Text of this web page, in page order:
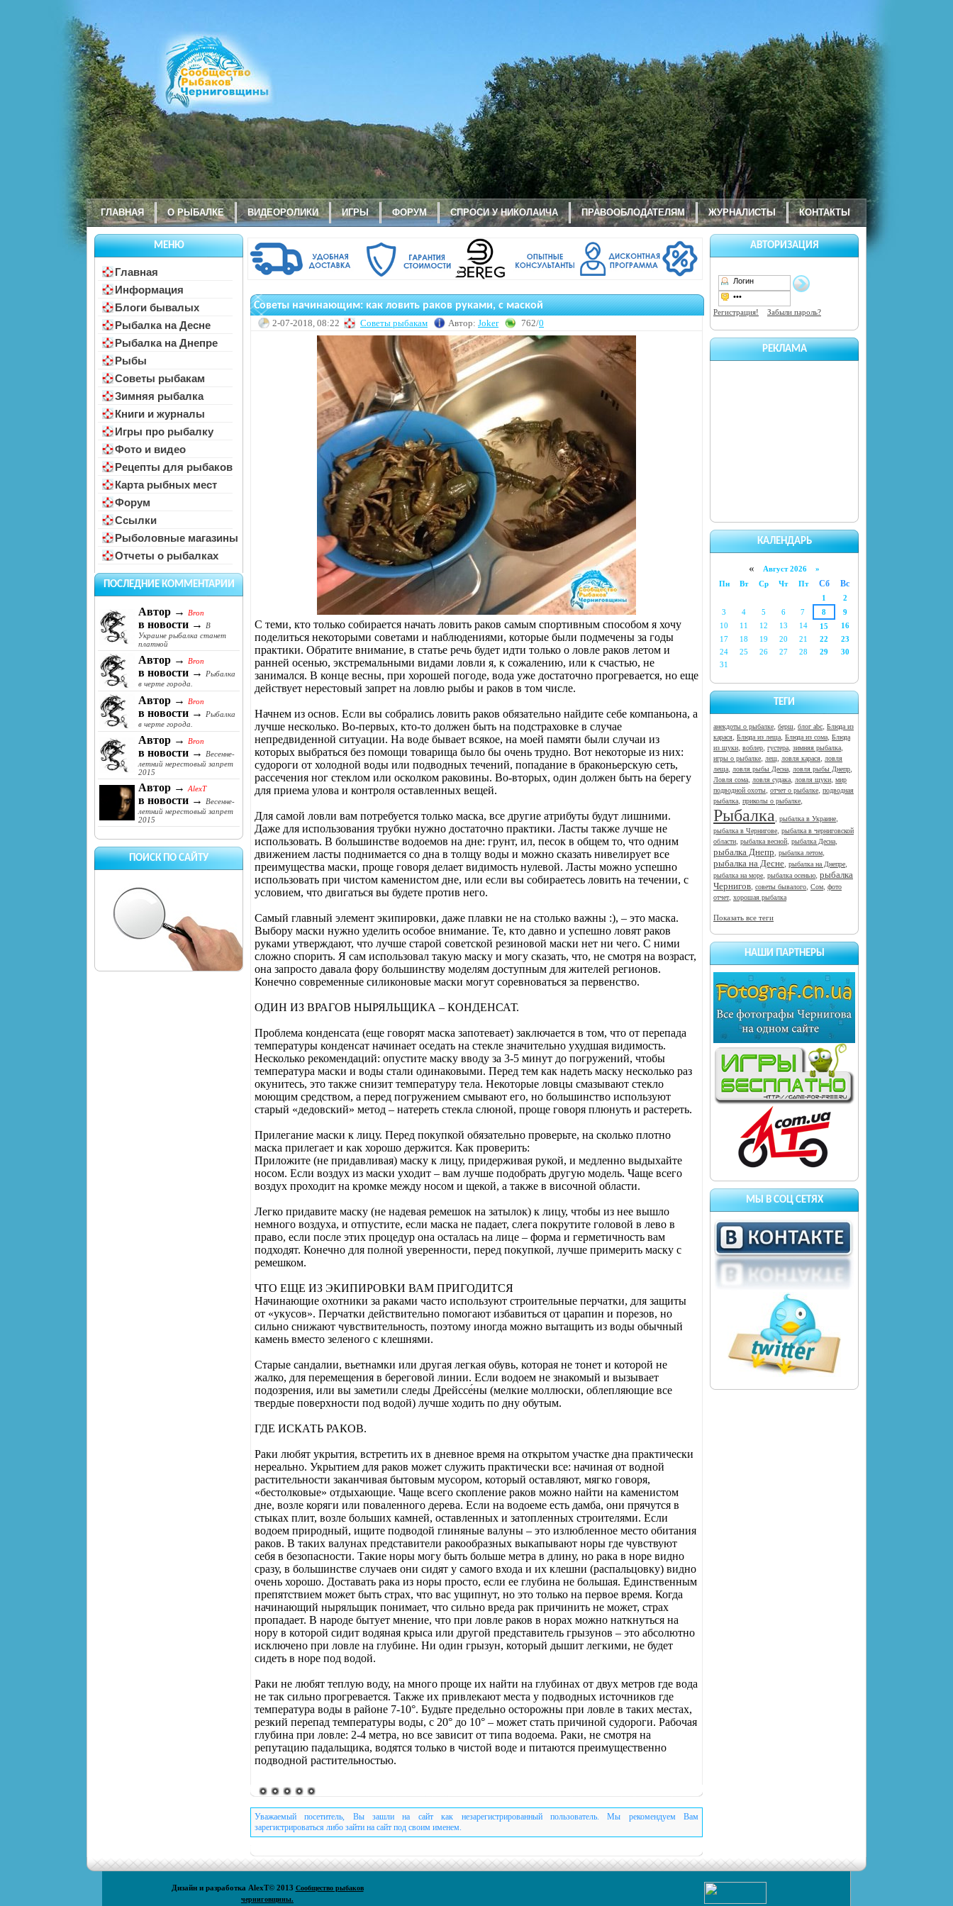
ГЛАВНАЯ О РЫБАЛКЕ ВИДЕОРОЛИКИ ИГРЫ ФОРУМ СПРОСИ У НИКОЛАИЧА ПРАВООБЛОДАТЕЛЯМ ЖУРНАЛИСТЫ КОНТАКТЫ
МЕНЮ
Главная
Информация
Блоги бывалых
Рыбалка на Десне
Рыбалка на Днепре
Рыбы
Советы рыбакам
Зимняя рыбалка
Книги и журналы
Игры про рыбалку
Фото и видео
Рецепты для рыбаков
Карта рыбных мест
Форум
Ссылки
Рыболовные магазины
Отчеты о рыбалках
ПОСЛЕДНИЕ КОММЕНТАРИИ
Автор → Bron
в новости →
В
Украине рыбалка станет
платной
Автор → Bron
в новости →
Рыбалка
в черте города.
Автор → Bron
в новости →
Рыбалка
в черте города.
Автор → Bron
в новости →
Весенне-
летний нерестовый запрет
2015
Автор → AlexT
в новости →
Весенне-
летний нерестовый запрет
2015
ПОИСК ПО САЙТУ
АВТОРИЗАЦИЯ
Регистрация! Забыли пароль?
РЕКЛАМА
КАЛЕНДАРЬ
« Август 2026 »
Пн
Вт Ср Чт Пт Сб Вс
1
2
3
4 5 6 7 8
9
10
11 12 13 14 15
16
17
18 19 20 21 22
23
24
25 26 27 28 29
30
31
ТЕГИ
анекдоты о рыбалке, берш, блог abc, Блюда из
карася, Блюда из леща, Блюда из сома, Блюда
из щуки, воблер, густера, зимняя рыбалка,
игры о рыбалке, лещ, ловля карася, ловля
леща, ловля рыбы Десна, ловля рыбы Днепр,
Ловля сома, ловля судака, ловля щуки, мир
подводной охоты, отчет о рыбалке, подводная
рыбалка, приколы о рыбалке,
Рыбалка, рыбалка в Украине,
рыбалка в Чернигове, рыбалка в черниговской
области, рыбалка весной, рыбалка Десна,
рыбалка Днепр, рыбалка летом,
рыбалка на Десне, рыбалка на Днепре,
рыбалка на море, рыбалка осенью, рыбалка
Чернигов, советы бывалого, Сом, фото
отчет, хорошая рыбалка
Показать все теги
НАШИ ПАРТНЕРЫ
МЫ В СОЦ СЕТЯХ
Советы начинающим: как ловить раков руками, с маской
2-07-2018, 08:22 Советы рыбакам Автор: Joker 762/0
С теми, кто только собирается начать ловить раков самым спортивным способом я хочу
поделиться некоторыми советами и наблюдениями, которые были подмечены за годы
практики. Обратите внимание, в статье речь будет идти только о ловле раков летом и
ранней осенью, экстремальными видами ловли я, к сожалению, или к счастью, не
занимался. В конце весны, при хорошей погоде, вода уже достаточно прогревается, но еще
действует нерестовый запрет на ловлю рыбы и раков в том числе.
Начнем из основ. Если вы собрались ловить раков обязательно найдите себе компаньона, а
лучше несколько. Во-первых, кто-то должен быть на подстраховке в случае
непредвиденной ситуации. На воде бывает всякое, на моей памяти были случаи из
которых выбраться без помощи товарища было бы очень трудно. Вот некоторые из них:
судороги от холодной воды или подводных течений, попадание в браконьерскую сеть,
рассечения ног стеклом или осколком раковины. Во-вторых, один должен быть на берегу
для приема улова и контроля оставленных вещей.
Для самой ловли вам потребуется только маска, все другие атрибуты будут лишними.
Даже для использования трубки нужно достаточно практики. Ласты также лучше не
использовать. В большинстве водоемов на дне: грунт, ил, песок в общем то, что одним
движением ласты поднимается со дна в толщу воды и можно сказать нивелирует все
преимущества маски, проще говоря делает видимость нулевой. Ласты можно успешно
использовать при чистом каменистом дне, или если вы собираетесь ловить на течении, с
условием, что двигаться вы будете против него.
Самый главный элемент экипировки, даже плавки не на столько важны :), – это маска.
Выбору маски нужно уделить особое внимание. Те, кто давно и успешно ловят раков
руками утверждают, что лучше старой советской резиновой маски нет ни чего. С ними
сложно спорить. Я сам использовал такую маску и могу сказать, что, не смотря на возраст,
она запросто давала фору большинству моделям доступным для жителей регионов.
Конечно современные силиконовые маски могут соревноваться за первенство.
ОДИН ИЗ ВРАГОВ НЫРЯЛЬЩИКА – КОНДЕНСАТ.
Проблема конденсата (еще говорят маска запотевает) заключается в том, что от перепада
температуры конденсат начинает оседать на стекле значительно ухудшая видимость.
Несколько рекомендаций: опустите маску вводу за 3-5 минут до погружений, чтобы
температура маски и воды стали одинаковыми. Перед тем как надеть маску несколько раз
окунитесь, это также снизит температуру тела. Некоторые ловцы смазывают стекло
моющим средством, а перед погружением смывают его, но большинство используют
старый «дедовский» метод – натереть стекла слюной, проще говоря плюнуть и растереть.
Прилегание маски к лицу. Перед покупкой обязательно проверьте, на сколько плотно
маска прилегает и как хорошо держится. Как проверить:
Приложите (не придавливая) маску к лицу, придерживая рукой, и медленно выдыхайте
носом. Если воздух из маски уходит – вам лучше подобрать другую модель. Чаще всего
воздух проходит на кромке между носом и щекой, а также в височной области.
Легко придавите маску (не надевая ремешок на затылок) к лицу, чтобы из нее вышло
немного воздуха, и отпустите, если маска не падает, слега покрутите головой в лево в
право, если после этих процедур она осталась на лице – форма и герметичность вам
подходят. Конечно для полной уверенности, перед покупкой, лучше примерить маску с
ремешком.
ЧТО ЕЩЕ ИЗ ЭКИПИРОВКИ ВАМ ПРИГОДИТСЯ
Начинающие охотники за раками часто используют строительные перчатки, для защиты
от «укусов». Перчатки действительно помогают избавиться от царапин и порезов, но
сильно снижают чувствительность, поэтому иногда можно вытащить из воды обычный
камень вместо зеленого с клешнями.
Старые сандалии, вьетнамки или другая легкая обувь, которая не тонет и которой не
жалко, для перемещения в береговой линии. Если водоем не знакомый и вызывает
подозрения, или вы заметили следы Дрейссе́ны (мелкие моллюски, облепляющие все
твердые поверхности под водой) лучше ходить по дну обутым.
ГДЕ ИСКАТЬ РАКОВ.
Раки любят укрытия, встретить их в дневное время на открытом участке дна практически
нереально. Укрытием для раков может служить практически все: начиная от водной
растительности заканчивая бытовым мусором, который оставляют, мягко говоря,
«бестолковые» отдыхающие. Чаще всего скопление раков можно найти на каменистом
дне, возле коряги или поваленного дерева. Если на водоеме есть дамба, они прячутся в
стыках плит, возле больших камней, оставленных и затопленных строителями. Если
водоем природный, ищите подводой глиняные валуны – это излюбленное место обитания
раков. В таких валунах представители ракообразных выкапывают норы где чувствуют
себя в безопасности. Такие норы могу быть больше метра в длину, но рака в норе видно
сразу, в большинстве случаев они сидят у самого входа и их клешни (распальцовку) видно
очень хорошо. Доставать рака из норы просто, если ее глубина не большая. Единственным
препятствием может быть страх, что вас ущипнут, но это только на первое время. Когда
начинающий ныряльщик понимает, что сильно вреда рак причинить не может, страх
пропадает. В народе бытует мнение, что при ловле раков в норах можно наткнуться на
нору в которой сидит водяная крыса или другой представитель грызунов – это абсолютно
исключено при ловле на глубине. Ни один грызун, который дышит легкими, не будет
сидеть в норе под водой.
Раки не любят теплую воду, на много проще их найти на глубинах от двух метров где вода
не так сильно прогревается. Также их привлекают места у подводных источников где
температура воды в районе 7-10°. Будьте предельно осторожны при ловле в таких местах,
резкий перепад температуры воды, с 20° до 10° – может стать причиной судороги. Рабочая
глубина при ловле: 2-4 метра, но все зависит от типа водоема. Раки, не смотря на
репутацию падальщика, водятся только в чистой воде и питаются преимущественно
подводной растительностью.
Уважаемый посетитель, Вы зашли на сайт как незарегистрированный пользователь. Мы рекомендуем Вам
зарегистрироваться либо зайти на сайт под своим именем.
Дизайн и разработка AlexT© 2013 Сообщество рыбаков
черниговщины.